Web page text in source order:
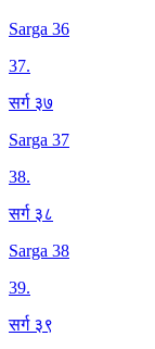
Sarga 36
37.
सर्ग ३७
Sarga 37
38.
सर्ग ३८
Sarga 38
39.
सर्ग ३९